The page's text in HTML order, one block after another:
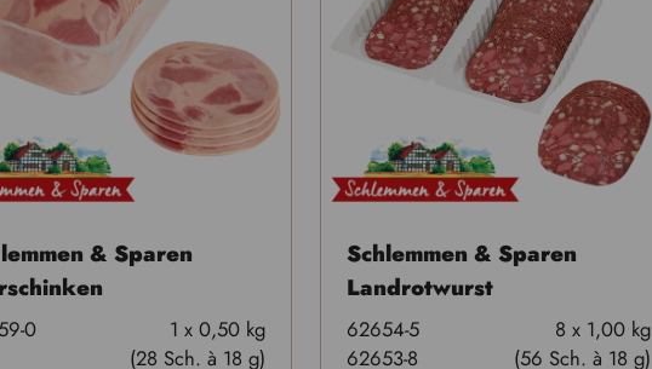
& Sparen
0
1 x 0,50 kg
(28 Sch. à 18 g)
Schlemmen & Sparen
Landrotwurst
62654-5
62653-8
8 x 1,00 kg
(56 Sch. à 18 g)